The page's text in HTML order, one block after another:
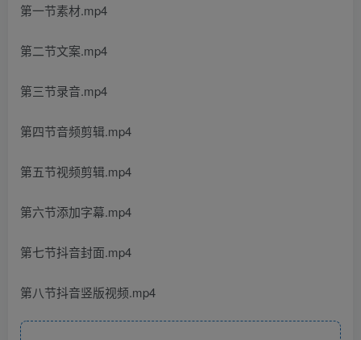
第一节素材.mp4
第二节文案.mp4
第三节录音.mp4
第四节音频剪辑.mp4
第五节视频剪辑.mp4
第六节添加字幕.mp4
第七节抖音封面.mp4
第八节抖音竖版视频.mp4